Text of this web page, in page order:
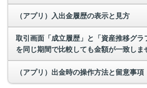
（アプリ）入出金履歴の表示と見方
取引画面「成立履歴」と「資産推移グラ
を同じ期間で比較しても金額が一致しま
（アプリ）出金時の操作方法と留意事項